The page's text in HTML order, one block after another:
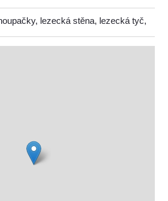
lezecká stěna, lezecká tyč,